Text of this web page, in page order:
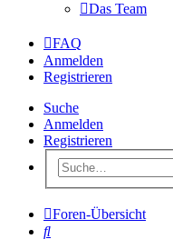
Das Team
FAQ
Anmelden
Registrieren
Suche
Anmelden
Registrieren
Foren-Übersicht
Suche